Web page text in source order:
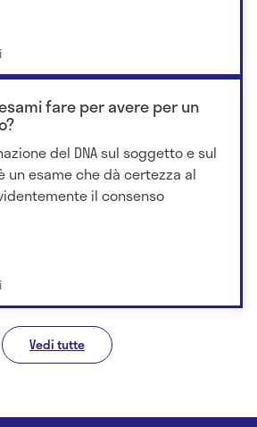
fare per avere per un
del DNA sul soggetto e sul
un esame che dà certezza al
il consenso
Vedi tutte